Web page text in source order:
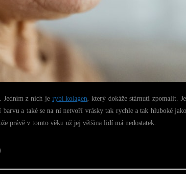
Jedním z nich je rybí kolagen, který dokáže stárnutí zpomalit.
a také se na ní netvoří vrásky tak rychle a tak hluboké
právě v tomto věku už jej většina lidí má nedostatek.